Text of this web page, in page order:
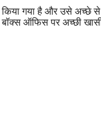
गया है और उसे अच्छे से
ऑफिस पर अच्छी खासी